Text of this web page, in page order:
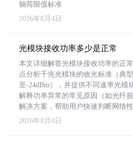
轴荷限值标准
2026年8月4日
光模块接收功率多少是正常
本文详细解答光模块接收功率的正
点分析千兆光模块的收光标准（典
至-24dBm），并提供不同速率光模
解释功率异常的常见原因（如光纤
解决方案，帮助用户快速判断网络性
2026年8月4日